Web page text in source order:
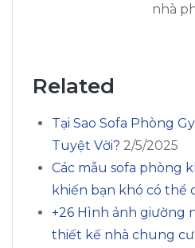
nhà
Related
Tại Sao Sofa Phòng
Tuyệt Vời? 2/5/2025
Các mẫu sofa phòng
khiến bạn khó có thể
+26 Hình ảnh giường
thiết kế nhà chung